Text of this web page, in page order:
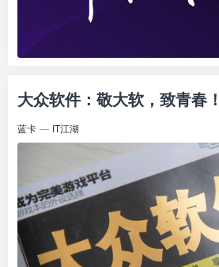
大众软件：敬大软，致青春！
蓝卡 — IT江湖